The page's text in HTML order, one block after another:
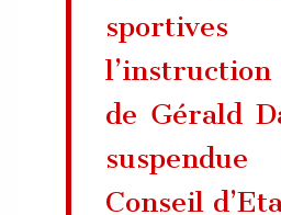
de Gérald
Conseil